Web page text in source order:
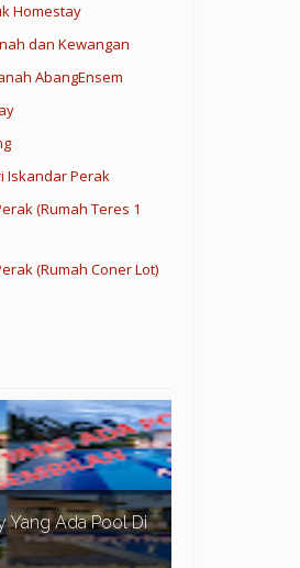
Homestay
dan Kewangan
AbangEnsem
Iskandar Perak
(Rumah Teres 1
(Rumah Coner Lot)
Yang Ada Pool Di